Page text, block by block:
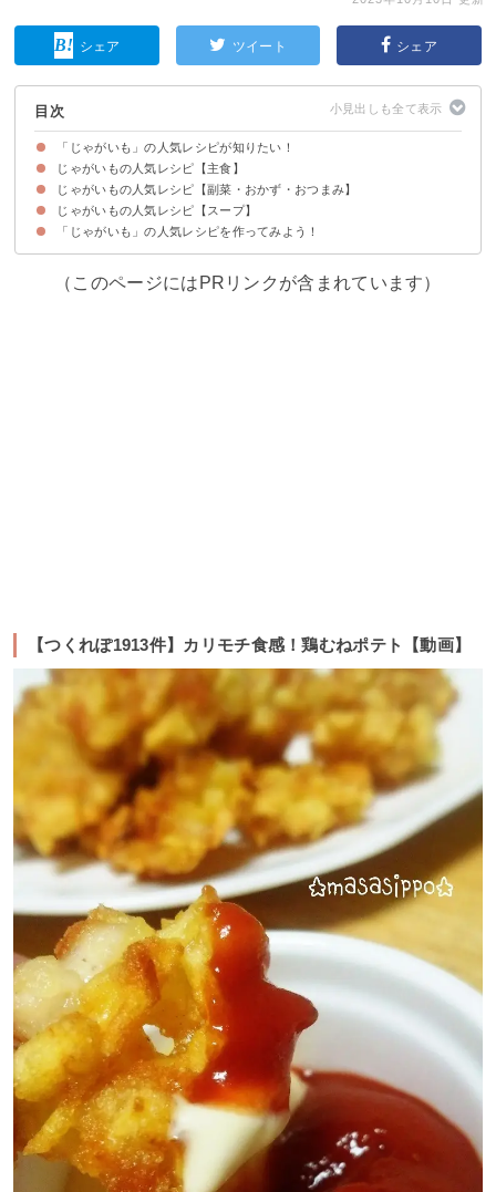
シェア ツイート シェア
目次
「じゃがいも」の人気レシピが知りたい！
じゃがいもの人気レシピ【主食】
【つくれぽ2728件】お家で本格スープカレー【動画】
【つくれぽ1522件】子供も大好き！ミートソースグラタン【動画】
【つくれぽ1111件】暑い夏にぴったり！夏野菜カレー
【つくれぽ2166件】餃子の皮でチーズたっぷり本格ラザニア【動画】
【つくれぽ6551件】じゃがいもを味わう簡単ポテトグラタン
【つくれぽ1025件】じゃがいものニョッキ
【つくれぽ1417件】バター風味ポテトグラタン
【つくれぽ2037件】チーズたっぷり！トマト鍋
じゃがいもの人気レシピ【副菜・おかず・おつまみ】
【つくれぽ2339件】お弁当におすすめ！じゃが丸コーン【動画】
【つくれぽ3272件】ヘルシー！おからのチキンナゲット
【つくれぽ2237件】カリカリ豚肉とじゃがいもの炒め物【動画】
【つくれぽ1399件】おやつにぴったり！ポテトパフ【動画】
【つくれぽ1913件】カリモチ食感！鶏むねポテト【動画】
【つくれぽ2255件】ヘルシー！じゃがいもとキャベツのチーズ焼き【動画】
【つくれぽ2255件】こっくり美味しい煮物じゃがいもと玉ねぎの甘辛煮【動
画】
【つくれぽ3413件】ビールのおつまみに！じゃがいも入りアスパラベーコン
【動画】
【つくれぽ1333件】簡単じゃがバター
【つくれぽ2454件】甘辛じゃが玉と豚ひき肉のマヨ焼き【動画】
【つくれぽ1610件】じゃがいもで簡単チンジャオロース
【つくれぽ2171件】じゃがいも入りスパニッシュオムレツ【動画】
【つくれぽ4924件】生クリームで本格コロッケ【動画】
【つくれぽ1803件】濃厚まったりマッシュポテト【動画】
【つくれぽ4810件】おつまみにぴったり！ズッキーニとじゃがいもの和風マ
リネ【動画】
【つくれぽ2189件】揚げずにヘルシーポテトチップス
【つくれぽ10000超！】大人気レシピ！ポテトサラダ【動画】
【つくれぽ2647件】フライパンで！鮭のちゃんちゃん焼き【動画】
【つくれぽ10000件超！】煮物の定番！黄金比率でつくる肉じゃが【動画】
【つくれぽ1969件】常備薬におすすめ！新じゃがの味噌炒め【動画】
【つくれぽ3475件】お酒のおつまみにぴったり！簡単シンプル！ポテトサラ
ダ【動画】
【つくれぽ4852件】甘辛鳥ももとじゃがいもの照り焼き【動画】
【つくれぽ2479件】絶品！ポークピンズ【動画】
【つくれぽ2589件】みんな大好き！サクサクコロッケ【動画】
【つくれぽ2399件】とろり餡が美味しいじゃがいものそぼろ煮【動画】
【つくれぽ1419件】いかとじゃがいものガリバタ風味【動画】
【つくれぽ1245件】揚げずにヘルシー！フライドポテト
【つくれぽ1802件】家で手作り！ハッシュドポテト
【つくれぽ1932件】じゃがいもと塩昆布のマヨネーズサラダ【動画】
【つくれぽ4779件】混ぜて焼くだけ簡単チーズ入り芋餅【動画】
【つくれぽ7098件】ビールのおつまみに！時短で簡単ジャーマンポテト【動
画】
【つくれぽ1235件】青のり香るのり塩ポテト【動画】
【つくれぽ10000件超！】大人気！テリヤキポテト【動画】
【つくれぽ3280件】じゃがいもとしめじのこっくりマヨネーズ炒め【動画】
【つくれぽ1242件】簡単じゃがいものオイスター炒め
【つくれぽ1430件】付け合わせにおすすめ！じゃがいものミルク煮
【つくれぽ3803件】じゃがいもと挽き肉のオープン焼き
【つくれぽ1181件】昔ながらの煮物甘辛新じゃがの煮ころがし
【つくれぽ3284件】手作りサクサクフライドポテト【動画】
【つくれぽ1205件】黄金比で作るシンプルな芋餅【動画】
【つくれぽ2556件】じゃがいも消費におすすめガレット【動画】
【つくれぽ1651件】モッチリ食感！じゃがいもチヂミ
【つくれぽ2846件】あっさり煮物塩味肉じゃが【動画】
【つくれぽ1839件】スパイス香るじゃがいものガレット【動画】
【つくれぽ3778件】止まらない！コンソメチーズポテト【動画】
【つくれぽ1607件】じゃがいものもっちりチヂミ【動画】
【つくれぽ2424件】カリモチ食感ハッシュドポテト【動画】
【つくれぽ2848件】しょうゆが香るじゃがいもの炒め物
【つくれぽ2889件】とろとろじゃがいもとサーモンのオーブン焼き【動画】
【つくれぽ3449件】お酒が進む！ジャーマンポテト【動画】
【つくれぽ6184件】旨味たっぷり！鮭とじゃがいもの塩バター【動画】
【つくれぽ4356件】モチトロ！チーズじゃがもち
【つくれぽ4713件】じゃがいも消費にコンソメポテト【動画】
【つくれぽ2911件】揚げずにヘルシー！スコップコロッケ【動画】
じゃがいもの人気レシピ【スープ】
【つくれぽ9631件】ルウ不使用！クリームシチュー【動画】
【つくれぽ6525件】朝食にもおすすめミネストローネ【動画】
【つくれぽ1122件】体温まるじゃがいもスープ【動画】
【つくれぽ7834件】ゴロゴロじゃがいものポトフ
【つくれぽ2059件】こっくり美味しい！クラムチャウダー
【つくれぽ1414件】和風！味噌ミルクスープ
【つくれぽ1712件】ヘルシーで美味しいビシソワーズ
【つくれぽ4180件】じゃがいもゴロゴロビーフシチュー
「じゃがいも」の人気レシピを作ってみよう！
（このページにはPRリンクが含まれています）
【つくれぽ1913件】カリモチ食感！鶏むねポテト【動画】